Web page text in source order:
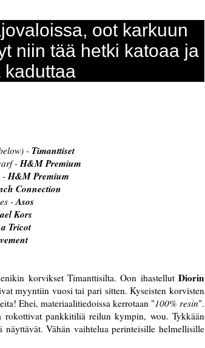
oot karkuun
niin tää hetki katoaa ja
kaduttaa
- Timanttiset
-H&M Premium
-H&M Premium
Connection
-Asos
Kors
Tricot
korvikset Timanttisilta. Oon ihastellut Diorin
myyntiin vuosi tai pari sitten. Kyseisten korvisten
Ehei, materiaalitiedoissa kerrotaan "100% resin".
rokottivat pankkitiliä reilun kympin, wou. Tykkään
Vähän vaihtelua perinteisille helmellisille